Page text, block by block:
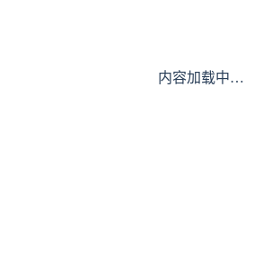
内容加载中…